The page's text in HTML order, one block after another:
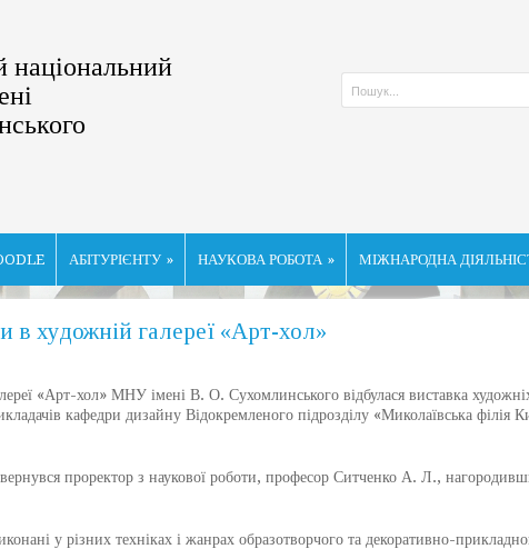
національний
АБІТУРІЄНТУ » НАУКОВА РОБОТА » МІЖНАРОДНА
в художній галереї «Арт-хол»
«Арт-хол» МНУ імені В. О. Сухомлинського відбулася виставка художніх
кафедри дизайну Відокремленого підрозділу «Миколаївська філія
проректор з наукової роботи, професор Ситченко А. Л.,
у різних техніках і жанрах образотворчого та декоративно-